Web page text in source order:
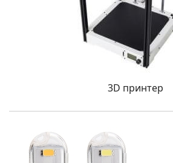
3D принтер